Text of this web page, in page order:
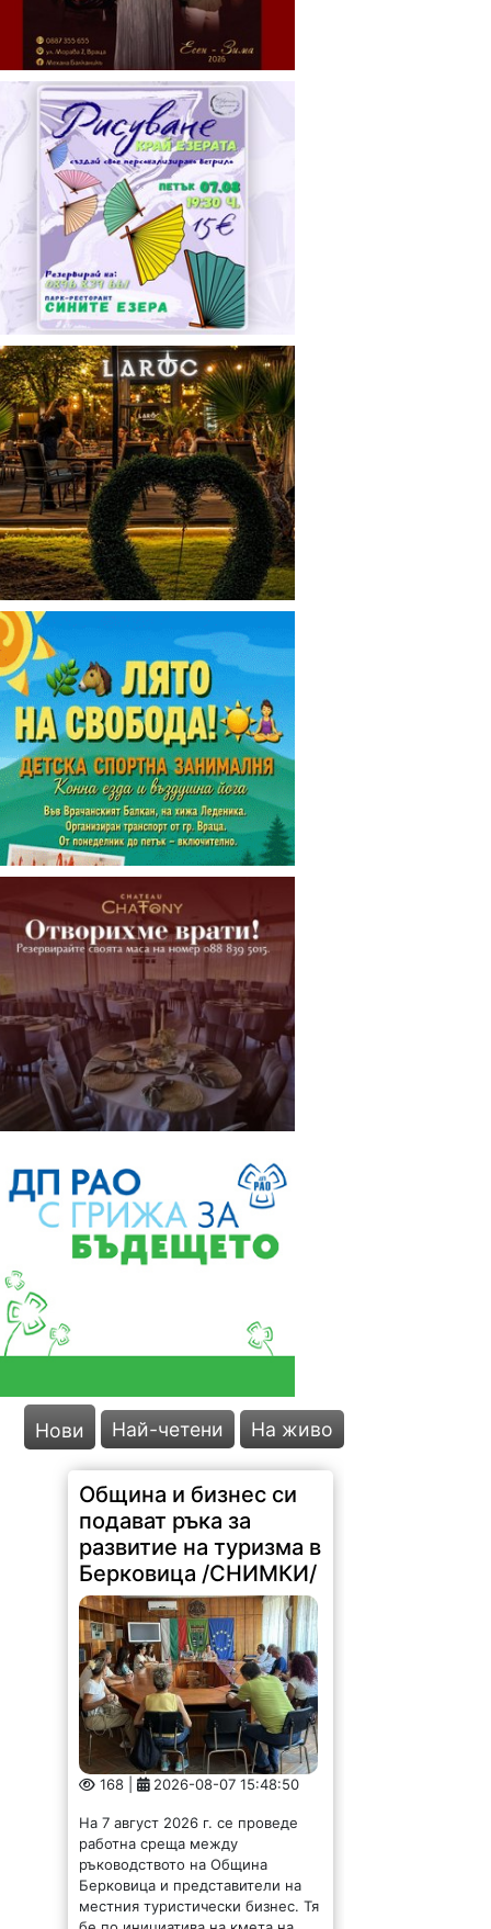
Нови Най-четени На живо
Община и бизнес си
подават ръка за
развитие на туризма в
Берковица /СНИМКИ/
168 | 2026-08-07 15:48:50
На 7 август 2026 г. се проведе
работна среща между
ръководството на Община
Берковица и представители на
местния туристически бизнес. Тя